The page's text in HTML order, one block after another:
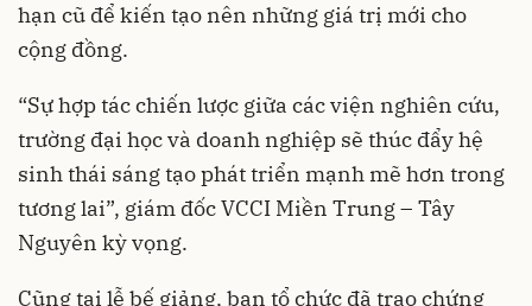
hạn cũ để kiến tạo nên những giá trị mới cho
cộng đồng.
“Sự hợp tác chiến lược giữa các viện nghiên cứu,
trường đại học và doanh nghiệp sẽ thúc đẩy hệ
sinh thái sáng tạo phát triển mạnh mẽ hơn trong
tương lai”, giám đốc VCCI Miền Trung – Tây
Nguyên kỳ vọng.
Cũng tại lễ bế giảng, ban tổ chức đã trao chứng